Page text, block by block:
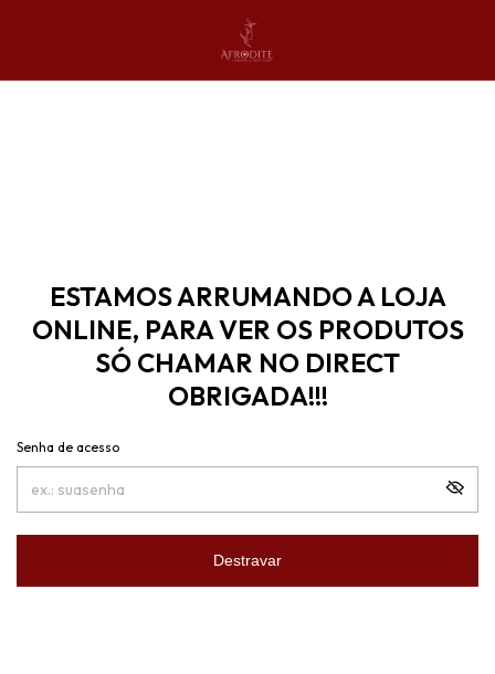
ESTAMOS ARRUMANDO A LOJA
ONLINE, PARA VER OS PRODUTOS
SÓ CHAMAR NO DIRECT
OBRIGADA!!!
Senha de acesso
Destravar